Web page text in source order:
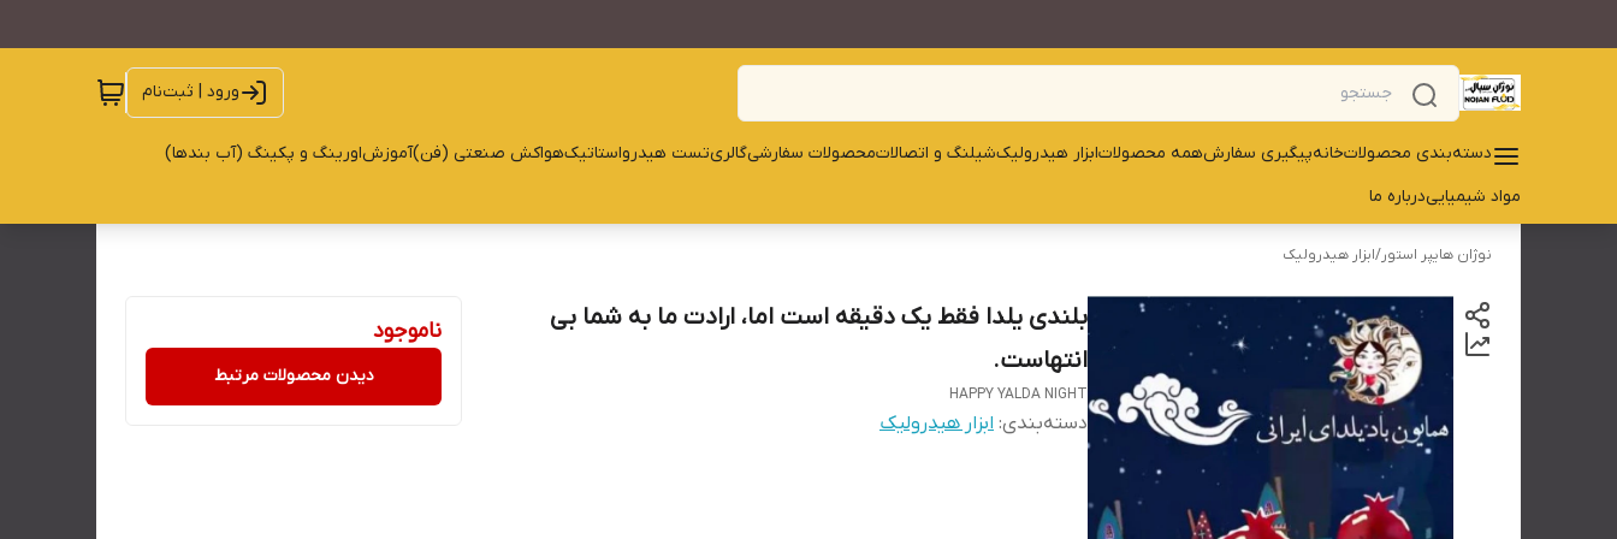
ورود | ثبت‌نام
دسته‌بندی محصولاتخانهپیگیری سفارشهمه محصولاتابزار هیدرولیکشیلنگ و اتصالاتمحصولات سفارشیگالریتست هیدرواستاتیکهواکش صنعتی (فن)آموزشاورینگ و پکینگ (آب بندها)
مواد شیمیاییدرباره ما
نوژان هایپر استور/ابزار هیدرولیک
بلندی یلدا فقط یک دقیقه است اما، ارادت ما به شما بی
انتهاست.
HAPPY YALDA NIGHT
دسته‌بندی: ابزار هیدرولیک
ناموجود
دیدن محصولات مرتبط